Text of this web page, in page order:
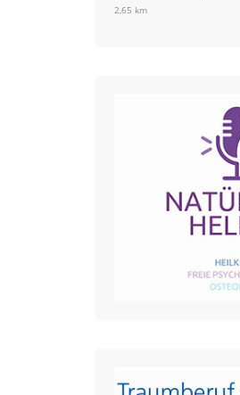
2,65 km